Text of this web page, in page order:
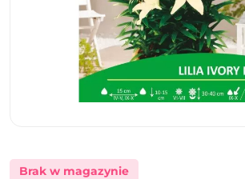
Brak w magazynie